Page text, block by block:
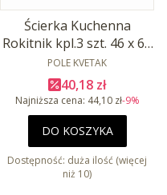
Ścierka Kuchenna
Rokitnik kpl.3 szt. 46 x 60
cm Len 53% Baw 47%
PRODUCENT
POLE KVETAK
Cena promocyjna
40,18 zł
Najniższa cena: 44,10 zł-9%
DO KOSZYKA
Dostępność: duża ilość (więcej
niż 10)